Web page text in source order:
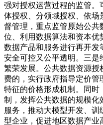
强对授权运营过程的监管
体授权、分领域授权、依
督管理，重点监管原始公
位、利用数据算法和资本
数据产品和服务进行再开
安全可控又公平透明。三
繁荣发展。公共数据资源授
费的，实行政府指导定价
特征的价格形成机制。同
制，发挥公共数据的规模化
服务，推动大模型开发、
型企业，促进地区数据产业